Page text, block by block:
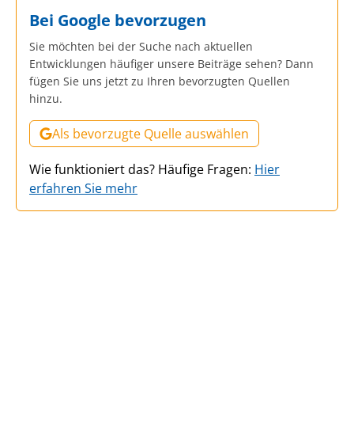
Bei Google bevorzugen
Sie möchten bei der Suche nach aktuellen
Entwicklungen häufiger unsere Beiträge sehen? Dann
fügen Sie uns jetzt zu Ihren bevorzugten Quellen
hinzu.
Als bevorzugte Quelle auswählen
Wie funktioniert das? Häufige Fragen: Hier
erfahren Sie mehr